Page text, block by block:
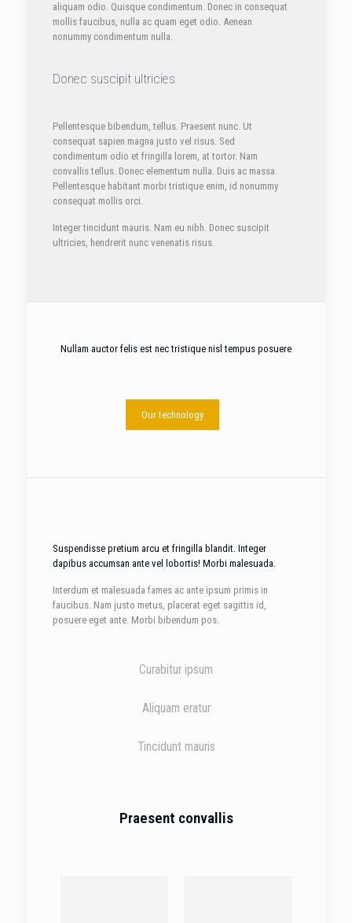
aliquam odio. Quisque condimentum. Donec in consequat
mollis faucibus, nulla ac quam eget odio. Aenean
nonummy condimentum nulla.
Donec suscipit ultricies
Pellentesque bibendum, tellus. Praesent nunc. Ut
consequat sapien magna justo vel risus. Sed
condimentum odio et fringilla lorem, at tortor. Nam
convallis tellus. Donec elementum nulla. Duis ac massa.
Pellentesque habitant morbi tristique enim, id nonummy
consequat mollis orci.
Integer tincidunt mauris. Nam eu nibh. Donec suscipit
ultricies, hendrerit nunc venenatis risus.
Nullam auctor felis est nec tristique nisl tempus posuere
Our technology
Suspendisse pretium arcu et fringilla blandit. Integer
dapibus accumsan ante vel lobortis! Morbi malesuada.
Interdum et malesuada fames ac ante ipsum primis in
faucibus. Nam justo metus, placerat eget sagittis id,
posuere eget ante. Morbi bibendum pos.
42%
Curabitur ipsum
82%
Aliquam eratur
70%
Tincidunt mauris
Praesent convallis